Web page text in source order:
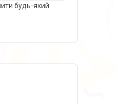
будь-який